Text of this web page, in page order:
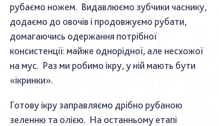
рубаємо ножем. Видавлюємо зубчики часнику,
додаємо до овочів і продовжуємо рубати,
домагаючись одержання потрібної
консистенції: майже однорідної, але несхожої
на мус. Раз ми робимо ікру, у ній мають бути
«ікринки».
Готову ікру заправляємо дрібно рубаною
зеленню та олією. На останньому етапі